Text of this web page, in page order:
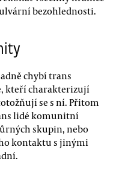
bezohlednosti.
chybí trans
kteří charakterizují
se s ní. Přitom
lidé komunitní
skupin, nebo
kontaktu s jinými